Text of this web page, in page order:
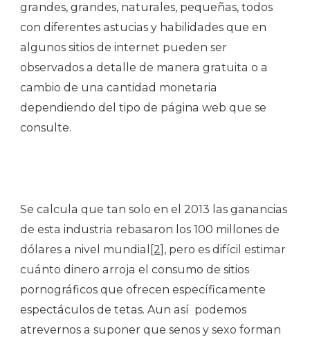
grandes, grandes, naturales, pequeñas, todos
con diferentes astucias y habilidades que en
algunos sitios de internet pueden ser
observados a detalle de manera gratuita o a
cambio de una cantidad monetaria
dependiendo del tipo de página web que se
consulte.
Se calcula que tan solo en el 2013 las ganancias
de esta industria rebasaron los 100 millones de
dólares a nivel mundial [2] , pero es difícil estimar
cuánto dinero arroja el consumo de sitios
pornográficos que ofrecen específicamente
espectáculos de tetas. Aun así podemos
atrevernos a suponer que senos y sexo forman